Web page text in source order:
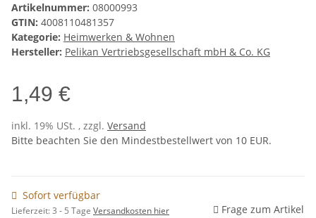
Artikelnummer: 08000993
GTIN: 4008110481357
Kategorie: Heimwerken & Wohnen
Hersteller: Pelikan Vertriebsgesellschaft mbH & Co. KG
1,49 €
inkl. 19% USt. , zzgl. Versand
Bitte beachten Sie den Mindestbestellwert von 10 EUR.
Sofort verfügbar
Lieferzeit:3 - 5 Tage Versandkosten hier Frage zum Artikel